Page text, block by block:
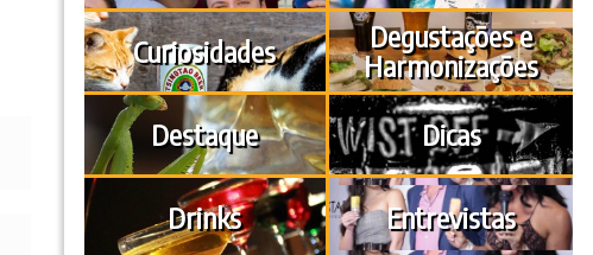
Curiosidades
Degustações e
Harmonizações
Destaque
Dicas
Drinks Entrevistas